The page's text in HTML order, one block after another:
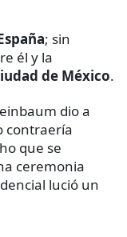
; sin
él y la
de México.
dio a
contraería
que se
ceremonia
lució un